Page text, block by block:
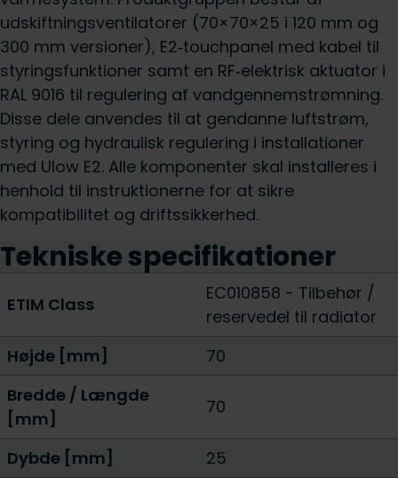
udskiftningsventilatorer (70×70×25 i 120 mm og
300 mm versioner), E2‑touchpanel med kabel til
styringsfunktioner samt en RF‑elektrisk aktuator i
RAL 9016 til regulering af vandgennemstrømning.
Disse dele anvendes til at gendanne luftstrøm,
styring og hydraulisk regulering i installationer
med Ulow E2. Alle komponenter skal installeres i
henhold til instruktionerne for at sikre
kompatibilitet og driftssikkerhed.
Tekniske specifikationer
ETIM Class
EC010858 - Tilbehør /
reservedel til radiator
Højde [mm]
70
Bredde / Længde
[mm]
70
Dybde [mm]
25